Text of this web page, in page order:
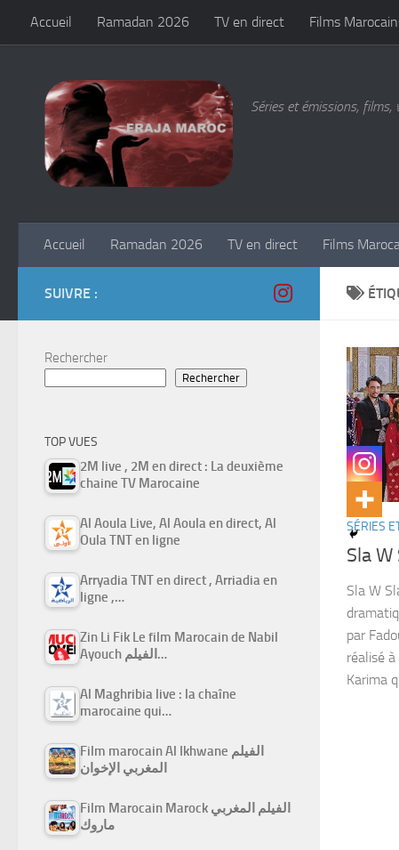
Skip to content
Accueil Ramadan 2026 TV en direct Films
Séries et émissions,
Accueil Ramadan 2026 TV en direct Films
SÉRIES
Sla W
par
réalisé
Karima
SUIVRE :
Rechercher
Rechercher
TOP VUES
2M live , 2M en direct : La deuxième
chaine TV Marocaine
Al Aoula Live, Al Aoula en direct, Al
Oula TNT en ligne
Arryadia TNT en direct , Arriadia en
ligne ,…
Zin Li Fik Le film Marocain de Nabil
Ayouch الفيلم…
Al Maghribia live : la chaîne
marocaine qui…
Film marocain Al Ikhwane الفيلم
المغربي الإخوان
Film Marocain Marock الفيلم المغربي
ماروك